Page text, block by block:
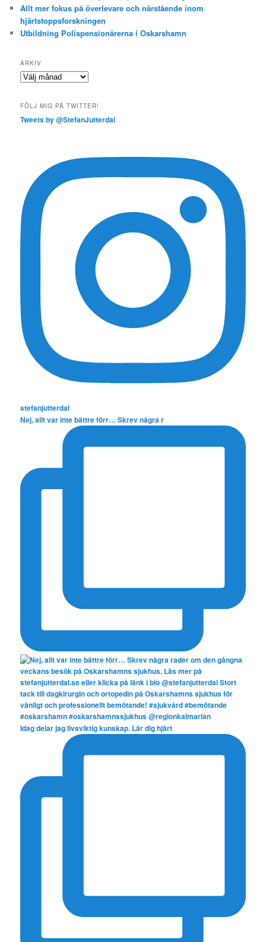
Allt mer fokus på överlevare och närstående inom
hjärtstoppsforskningen
Utbildning Polispensionärerna i Oskarshamn
ARKIV
Arkiv
FÖLJ MIG PÅ TWITTER!
Tweets by @StefanJutterdal
stefanjutterdal
Nej, allt var inte bättre förr… Skrev några r
Idag delar jag livsviktig kunskap. Lär dig hjärt